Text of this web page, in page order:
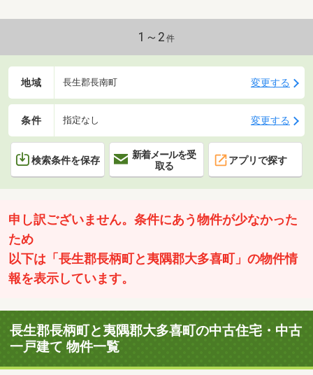
1～2 件
地域 長生郡長南町 変更する
条件 指定なし 変更する
検索条件を保存
新着メールを受
取る
アプリで探す
申し訳ございません。条件にあう物件が少なかった
ため
以下は「長生郡長柄町と夷隅郡大多喜町」の物件情
報を表示しています。
長生郡長柄町と夷隅郡大多喜町の中古住宅・中古
一戸建て 物件一覧